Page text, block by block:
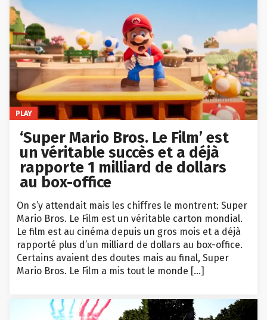
PLAY
‘Super Mario Bros. Le Film’ est
un véritable succès et a déjà
rapporte 1 milliard de dollars
au box-office
On s’y attendait mais les chiffres le montrent: Super
Mario Bros. Le Film est un véritable carton mondial.
Le film est au cinéma depuis un gros mois et a déjà
rapporté plus d’un milliard de dollars au box-office.
Certains avaient des doutes mais au final, Super
Mario Bros. Le Film a mis tout le monde […]